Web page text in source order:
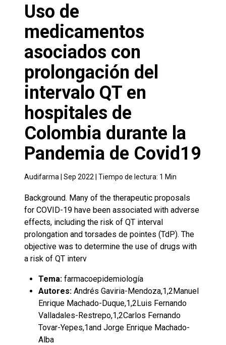
Uso de
medicamentos
asociados con
prolongación del
intervalo QT en
hospitales de
Colombia durante la
Pandemia de Covid19
Audifarma | Sep 2022 | Tiempo de lectura: 1 Min
Background. Many of the therapeutic proposals
for COVID-19 have been associated with adverse
effects, including the risk of QT interval
prolongation and torsades de pointes (TdP). The
objective was to determine the use of drugs with
a risk of QT interv
Tema: farmacoepidemiología
Autores: Andrés Gaviria-Mendoza,1,2Manuel
Enrique Machado-Duque,1,2Luis Fernando
Valladales-Restrepo,1,2Carlos Fernando
Tovar-Yepes,1and Jorge Enrique Machado-
Alba